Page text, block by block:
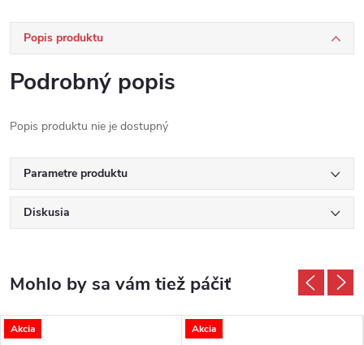
Popis produktu
Podrobný popis
Popis produktu nie je dostupný
Parametre produktu
Diskusia
Akcia Akcia